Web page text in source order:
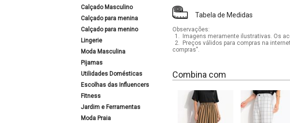
Calçado Masculino
Calçado para menina
Calçado para menino
Lingerie
Moda Masculina
Pijamas
Utilidades Domésticas
Escolhas das Influencers
Fitness
Jardim e Ferramentas
Moda Praia
Tabela de Medidas
Observações:
1.
Imagens meramente ilustrativas. Os
2.
Preços válidos para compras na
compras".
Combina com